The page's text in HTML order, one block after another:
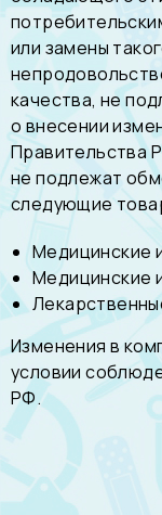
или замены
качества, не
о внесении
Правительства
не подлежат
следующие
Медицинские
Медицинские
Изменения в
условии
РФ.